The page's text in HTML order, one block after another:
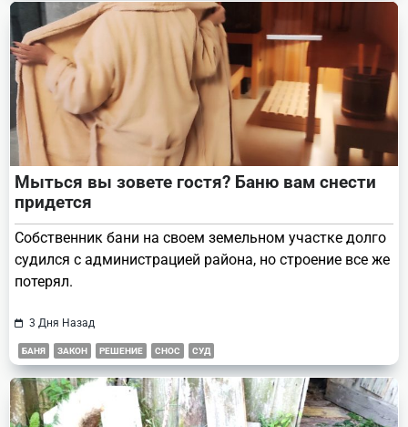
Мыться вы зовете гостя? Баню вам снести
придется
Собственник бани на своем земельном участке долго
судился с администрацией района, но строение все же
потерял.
3 Дня Назад
БАНЯ ЗАКОН РЕШЕНИЕ СНОС СУД